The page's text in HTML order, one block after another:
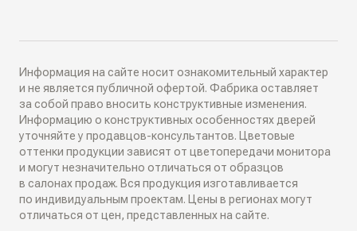
Как замерить
Дизайнеры в вашем городе
Блог
РАЗДВИЖНЫЕ ПЕРЕГОРОДКИ
Классические перегородки
Современные перегородки
Алюминиевые перегородки
СИСТЕМЫ ОТКРЫВАНИЯ
Распашные двери
Складные двери
ИНТЕРЬЕРНЫЕ РЕШЕНИЯ
Плинтусы
Информация на сайте носит ознакомительный характер
и не является публичной офертой. Фабрика оставляет
за собой право вносить конструктивные изменения.
Информацию о конструктивных особенностях дверей
уточняйте у продавцов-консультантов. Цветовые
оттенки продукции зависят от цветопередачи монитора
и могут незначительно отличаться от образцов
в салонах продаж. Вся продукция изготавливается
по индивидуальным проектам. Цены в регионах могут
отличаться от цен, представленных на сайте.